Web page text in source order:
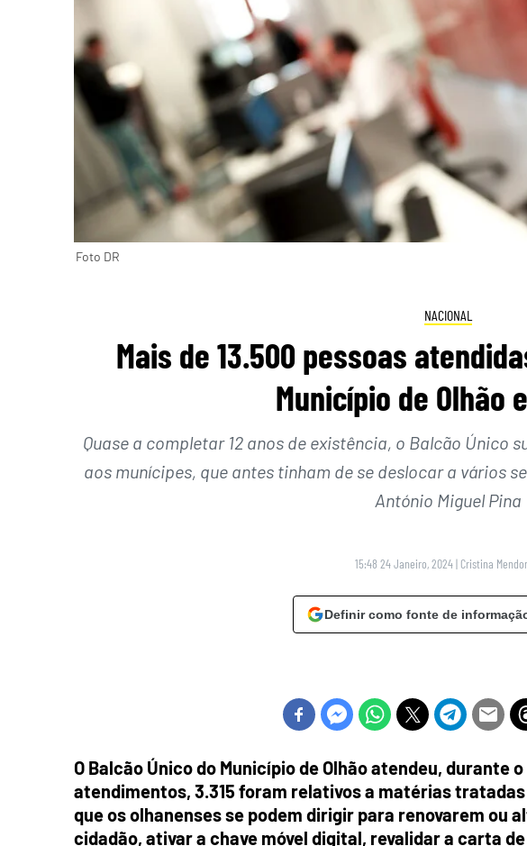
Foto DR
NACIONAL
Mais de 13.500 pessoas
Município de Olhão
Quase a completar 12 anos de existência, o Balcão Único
aos munícipes, que antes tinham de se deslocar a vários
António Miguel Pina
15:48 24 Janeiro, 2024| Cristina
Definir como fonte de
O Balcão Único do Município de Olhão atendeu, durante
atendimentos, 3.315 foram relativos a matérias tratadas
que os olhanenses se podem dirigir para renovarem ou
cidadão, ativar a chave móvel digital, revalidar a carta